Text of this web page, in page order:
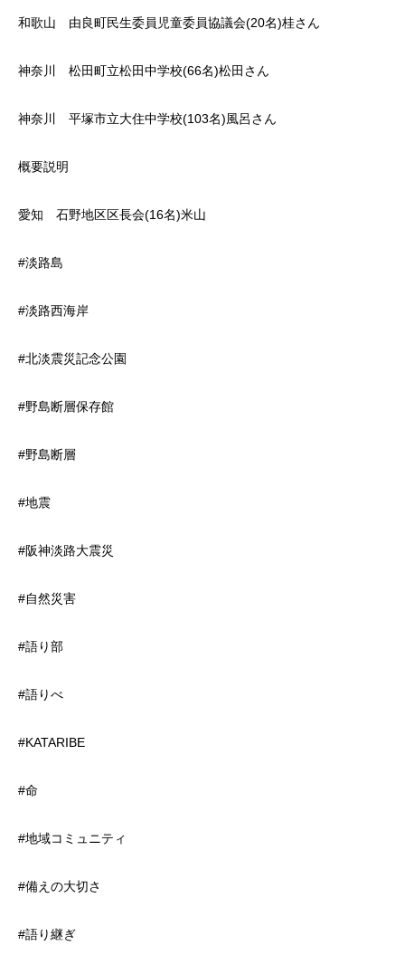
和歌山 由良町民生委員児童委員協議会(20名)桂さん
神奈川 松田町立松田中学校(66名)松田さん
神奈川 平塚市立大住中学校(103名)風呂さん
概要説明
愛知 石野地区区長会(16名)米山
#淡路島
#淡路西海岸
#北淡震災記念公園
#野島断層保存館
#野島断層
#地震
#阪神淡路大震災
#自然災害
#語り部
#語りべ
#KATARIBE
#命
#地域コミュニティ
#備えの大切さ
#語り継ぎ